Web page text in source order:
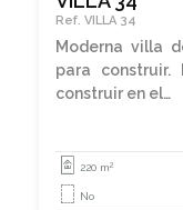
Ref. VILLA 34
Moderna villa
para
construir en el…
220 m2
No